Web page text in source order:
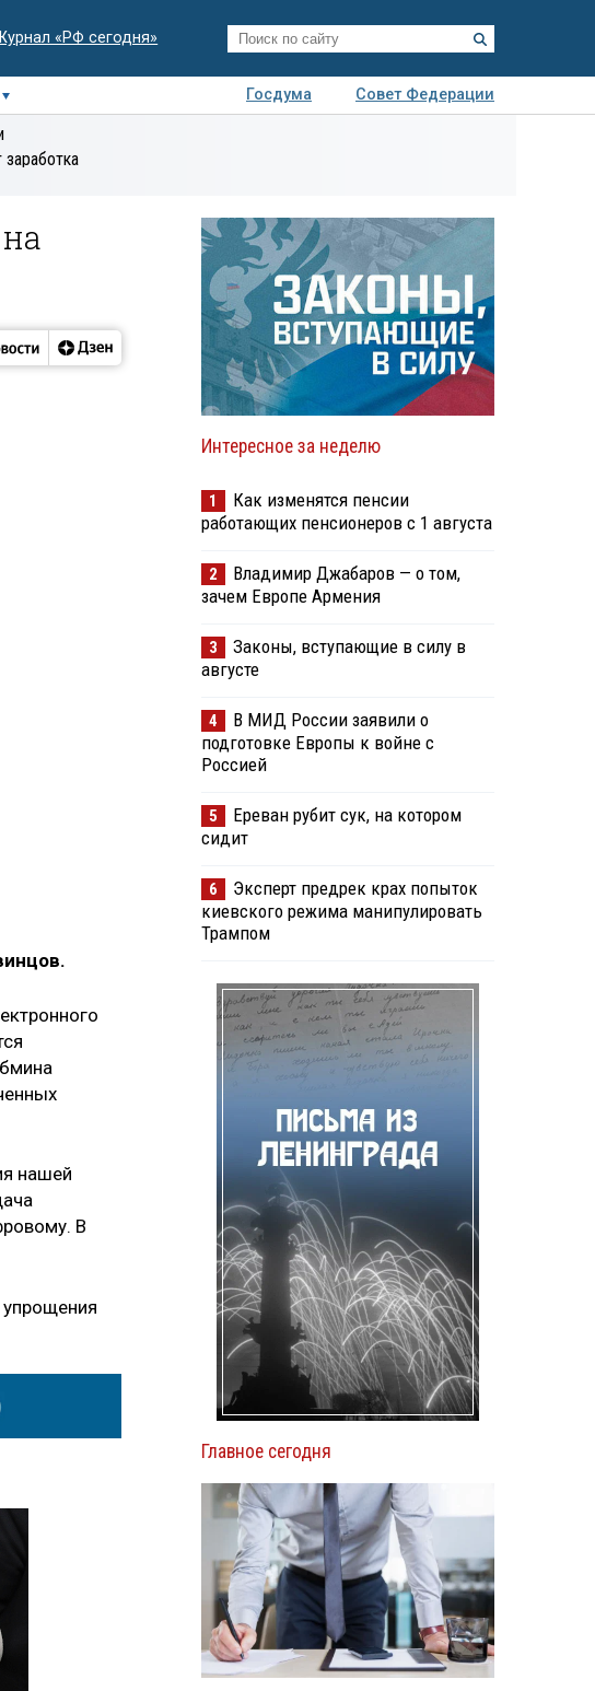
«РФ сегодня»
Госдума
Совет Федерации
экспертиза
нашей
В
Интересное за неделю
1
Как изменятся пенсии
работающих пенсионеров с 1 августа
2
Владимир Джабаров — о том,
зачем Европе Армения
3
Законы, вступающие в силу в
августе
4
В МИД России заявили о
подготовке Европы к войне с
Россией
5
Ереван рубит сук, на котором
сидит
6
Эксперт предрек крах попыток
киевского режима манипулировать
Трампом
Главное сегодня